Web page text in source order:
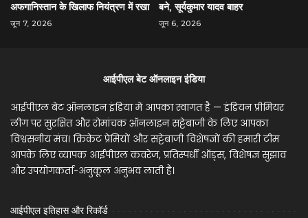
अफगानिस्तान के खिलाफ नियंत्रण में रखा
जून 7, 2026
बने, सूर्यकुमार यादव बाहर
जून 6, 2026
आईपीएल बेट ऑनलाइन इंडिया
आईपीएल बेट ऑनलाइन इंडिया में आपका स्वागत है — इंडियन प्रीमियर
लीग पर सुरक्षित और रोमांचक ऑनलाइन सट्टेबाजी के लिए आपका
विश्वसनीय मंच। क्रिकेट प्रेमियों और सट्टेबाजी विशेषज्ञों की हमारी टीम
आपके लिए व्यापक आईपीएल कवरेज, प्रतिस्पर्धी ऑड्स, विशेषज्ञ सुझाव
और उपयोगकर्ता-अनुकूल अनुभव लाती है।
आईपीएल इतिहास और रिकॉर्ड